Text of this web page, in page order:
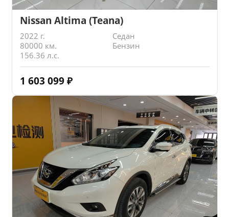
Nissan Altima (Teana)
2022 г.
Седан
80000 км.
Бензин
156.36 л.с.
1 603 099 ₽